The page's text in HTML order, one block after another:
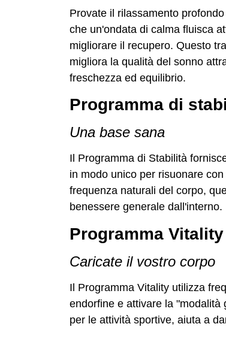
Provate il rilassamento
che un'ondata di calma fluisca
migliorare il recupero. Questo
migliora la qualità del sonno
freschezza ed equilibrio.
Programma di
Una base sana
Il Programma di Stabilità
in modo unico per risuonare
frequenza naturali del corpo,
benessere generale dall'interno.
Programma Vitality
Caricate il vostro corpo
Il Programma Vitality utilizza
endorfine e attivare la
per le attività sportive, aiuta a